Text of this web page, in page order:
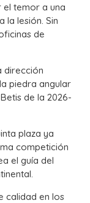
el temor a una
la lesión. Sin
de
dirección
piedra angular
de la 2026-
plaza ya
competición
el guía del
calidad en los